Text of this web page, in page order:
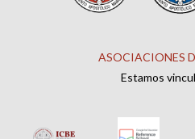
ASOCIACIONES
Estamos